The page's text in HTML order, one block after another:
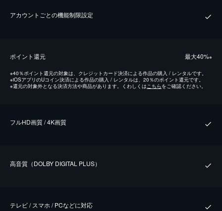
アカウントごとの機能制限設定
ポイント還元 最⼤40%※
※40％ポイント還元の対象は、クレジットカード決済による作品の購入 / レンタルです。
※iOSアプリのUコイン決済による作品の購入 / レンタルは、20％のポイント還元です。
※還元の対象外となる決済方法や商品があります。くわしくは こちらをご確認ください。
フルHD画質 / 4K画質
⾼⾳質（DOLBY DIGITAL PLUS）
テレビ / スマホ / PCなどに対応